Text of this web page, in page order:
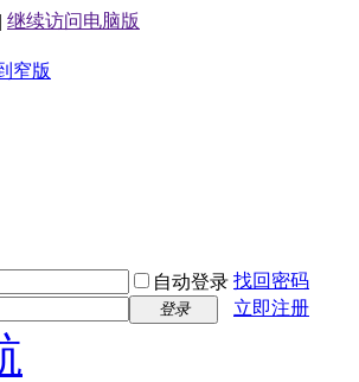
| 继续访问电脑版
窄版
自动登录 找回密码
登录 立即注册